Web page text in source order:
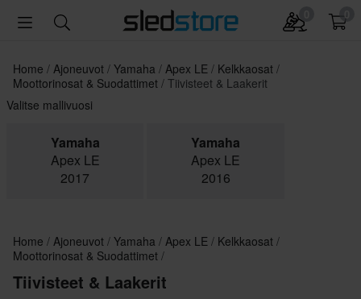
Home Ajoneuvot Yamaha Apex LE
Kelkkaosat
Moottorinosat & Suodattimet Tiivisteet & Laakerit
Valitse mallivuosi
Yamaha
Apex LE
2017
Yamaha
Apex LE
2016
Home Ajoneuvot Yamaha Apex LE
Kelkkaosat
Moottorinosat & Suodattimet
Tiivisteet & Laakerit